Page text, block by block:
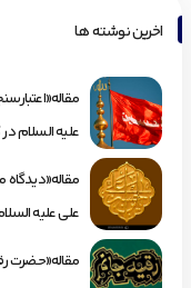
اخرین نوشته ها
علیه السلام
مقاله«دیدگاه
علی علیه
مقاله«حضرت